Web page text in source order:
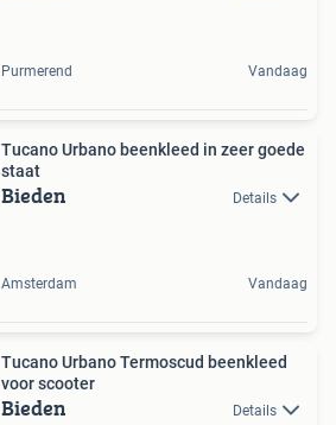
Purmerend Vandaag
Tucano Urbano beenkleed in zeer goede
staat
Bieden Details
Amsterdam Vandaag
Tucano Urbano Termoscud beenkleed
voor scooter
Bieden Details